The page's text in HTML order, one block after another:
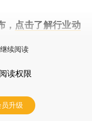
， 点击了解行业动
续阅读
读权限
升级